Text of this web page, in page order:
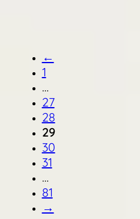
←
1
…
27
28
29
30
31
…
81
→